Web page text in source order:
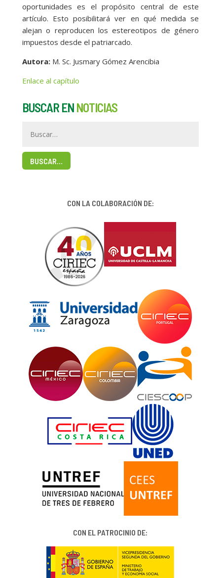
oportunidades es el propósito central de este
artículo. Esto posibilitará ver en qué medida se
alejan o reproducen los estereotipos de género
impuestos desde el patriarcado.
Autora:M. Sc. Jusmary Gómez Arencibia
Enlace al capítulo
BUSCAR EN NOTICIAS
BUSCAR…
CON LA COLABORACIÓN DE:
CON EL PATROCINIO DE: